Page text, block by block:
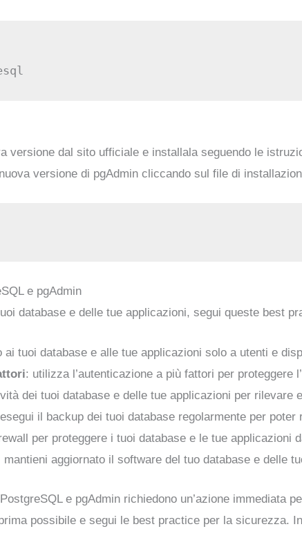
versione dal sito ufficiale e installala seguendo le
versione di pgAdmin cliccando sul file di
e pgAdmin
database e delle tue applicazioni, segui queste best
ai tuoi database e alle tue applicazioni solo a utenti e
: utilizza l’autenticazione a più fattori per proteggere
dei tuoi database e delle tue applicazioni per rilevare
il backup dei tuoi database regolarmente per
per proteggere i tuoi database e le tue applicazioni
mantieni aggiornato il software del tuo database e delle
e pgAdmin richiedono un’azione immediata
possibile e segui le best practice per la sicurezza.